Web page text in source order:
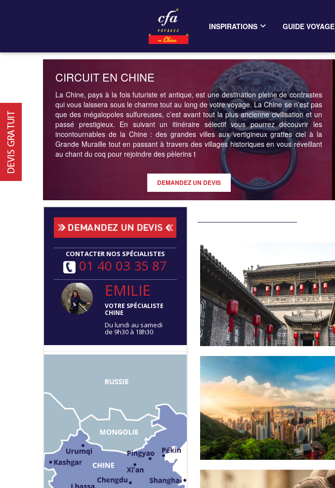
INSPIRATIONS GUIDE VOYAGE
CIRCUIT EN CHINE
La Chine, pays à la fois futuriste et antique, est une destination pleine de contrastes
qui vous laissera sous le charme tout au long de votre voyage. La Chine se n’est pas
que des mégalopoles sulfureuses, c’est avant tout la plus ancienne civilisation et un
passé prestigieux. En suivant un itinéraire sélectif vous pourrez découvrir les
incontournables de la Chine : des grandes villes aux vertigineux grattes ciel à la
Grande Muraille tout en passant à travers des villages historiques en vous réveillant
au chant du coq pour rejoindre des pèlerins t
CONTACTER NOS SPÉCIALISTES
01 40 03 35 87
EMILIE
VOTRE SPÉCIALISTE
CHINE
Du lundi au samedi
de 9h30 à 18h30